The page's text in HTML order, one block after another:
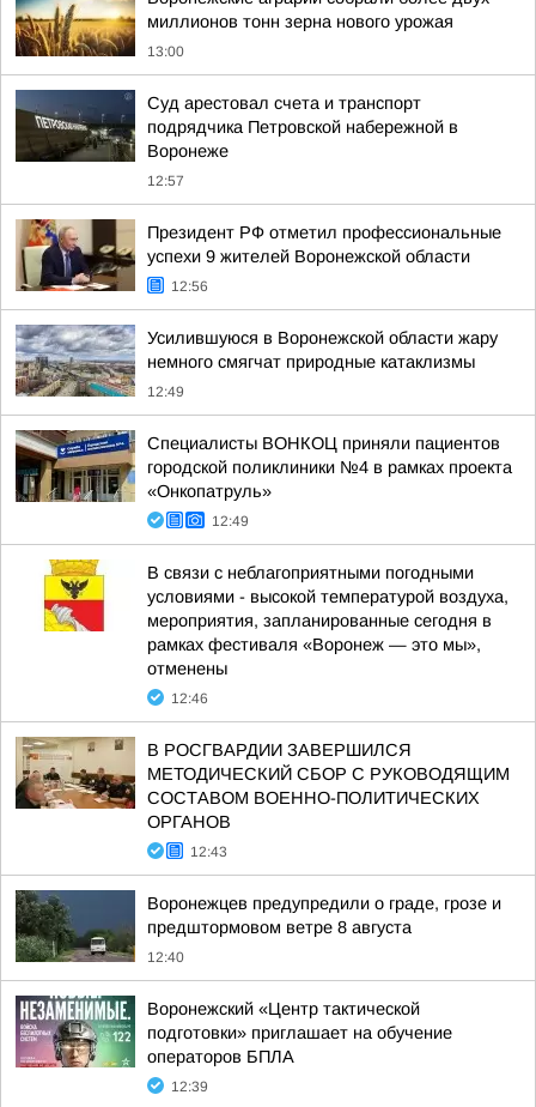
миллионов тонн зерна нового урожая
13:00
Суд арестовал счета и транспорт
подрядчика Петровской набережной в
Воронеже
12:57
Президент РФ отметил профессиональные
успехи 9 жителей Воронежской области
12:56
Усилившуюся в Воронежской области жару
немного смягчат природные катаклизмы
12:49
Специалисты ВОНКОЦ приняли пациентов
городской поликлиники №4 в рамках проекта
«Онкопатруль»
12:49
В связи с неблагоприятными погодными
условиями - высокой температурой воздуха,
мероприятия, запланированные сегодня в
рамках фестиваля «Воронеж — это мы»,
отменены
12:46
В РОСГВАРДИИ ЗАВЕРШИЛСЯ
МЕТОДИЧЕСКИЙ СБОР С РУКОВОДЯЩИМ
СОСТАВОМ ВОЕННО-ПОЛИТИЧЕСКИХ
ОРГАНОВ
12:43
Воронежцев предупредили о граде, грозе и
предштормовом ветре 8 августа
12:40
Воронежский «Центр тактической
подготовки» приглашает на обучение
операторов БПЛА
12:39